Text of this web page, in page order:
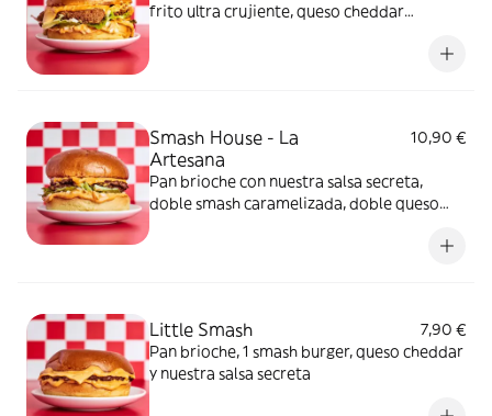
frito ultra crujiente, queso cheddar
lechuga iceberg y la acidez de los pepinillos
Smash House - La
Artesana
10,90 €
Pan brioche con nuestra salsa secreta,
doble smash caramelizada, doble queso
cebolla, lechuga iceberg y la acidez de los
Little Smash
7,90 €
Pan brioche, 1 smash burger, queso cheddar
y nuestra salsa secreta